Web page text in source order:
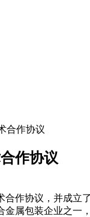
合作协议
作协议
协议，并成立
包装企业之一